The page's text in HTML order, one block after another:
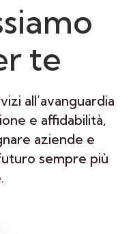
te
all’avanguardia
e affidabilità,
aziende e
sempre più